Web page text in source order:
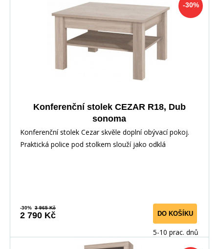
-30%
Konferenční stolek CEZAR R18, Dub
sonoma
Konferenční stolek Cezar skvěle doplní obývací pokoj.
Praktická police pod stolkem slouží jako odklá
-30% 3 965 Kč
2 790 Kč DO KOŠÍKU
5-10 prac. dnů